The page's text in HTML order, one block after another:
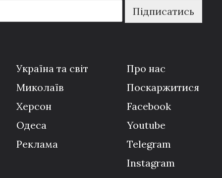
Підписатись
Україна та світ
Миколаїв
Херсон
Одеса
Реклама
Про нас
Поскаржитися
Facebook
Youtube
Telegram
Instagram